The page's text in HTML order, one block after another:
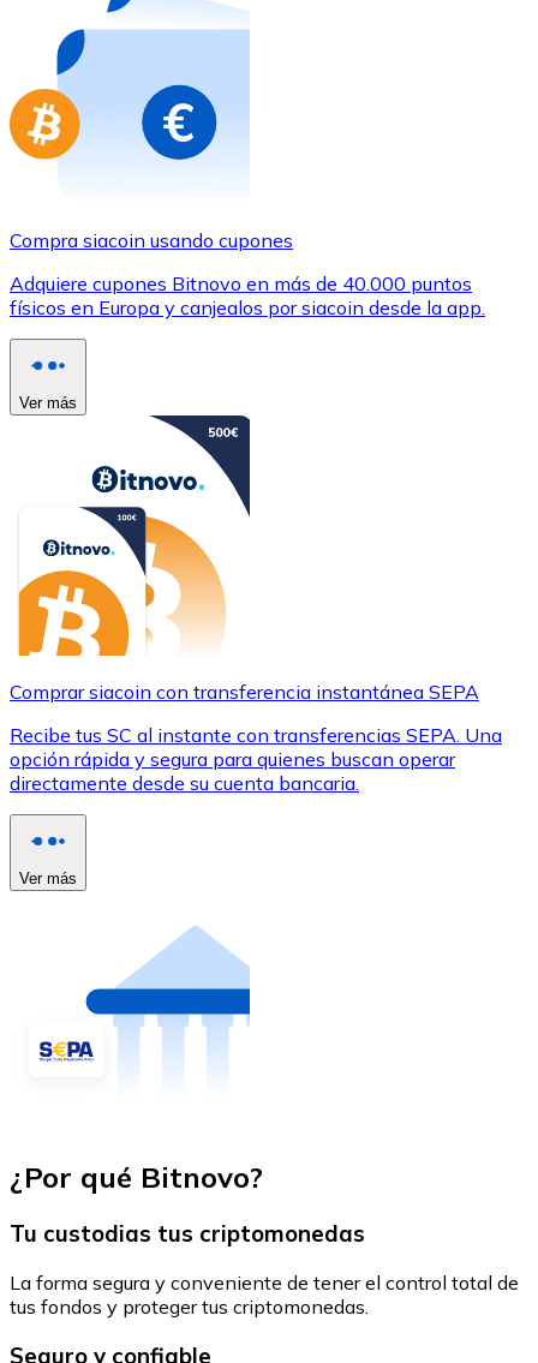
Compra tarjetas regalo de tus marcas favoritas con
Ir a la tienda de tarjetas regalo
Compra siacoin usando cupones
Adquiere cupones Bitnovo en más de 40.000 puntos
físicos en Europa y canjealos por siacoin desde la app.
Ver más
Comprar siacoin con transferencia instantánea SEPA
Recibe tus SC al instante con transferencias SEPA. Una
opción rápida y segura para quienes buscan operar
directamente desde su cuenta bancaria.
Ver más
¿Por qué Bitnovo?
Tu custodias tus criptomonedas
La forma segura y conveniente de tener el control total de
tus fondos y proteger tus criptomonedas.
Seguro y confiable